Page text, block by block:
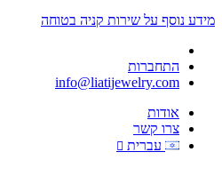
מידע נוסף על שירות קניה בטוחה
התחברות
info@liatijewelry.com
אודות
צרו קשר
עברית